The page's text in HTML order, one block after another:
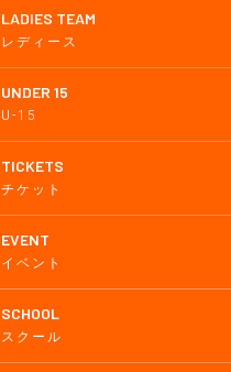
LADIES TEAM
レディース
UNDER 15
U-15
TICKETS
チケット
EVENT
イベント
SCHOOL
スクール